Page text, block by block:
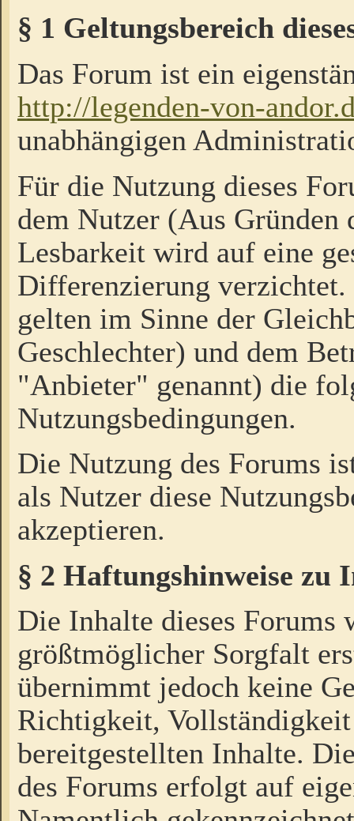
§ 1 Geltungsbereich
Das Forum ist ein
http://legenden-von-
unabhängigen
Für die Nutzung dieses
dem Nutzer (Aus Gründen
Lesbarkeit wird auf eine
Differenzierung
gelten im Sinne der
Geschlechter) und dem
"Anbieter" genannt) die
Nutzungsbedingungen.
Die Nutzung des Forums
als Nutzer diese
akzeptieren.
§ 2 Haftungshinweise zu
Die Inhalte dieses Forums
größtmöglicher Sorgfalt
übernimmt jedoch keine
Richtigkeit,
bereitgestellten Inhalte.
des Forums erfolgt auf